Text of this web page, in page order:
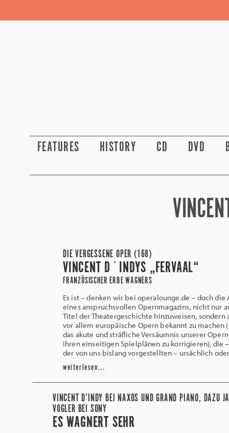
FEATURES HISTORY CD DVD
DIE VERGESSENE OPER (168)
VINCENT D´INDYS „FERVAAL“
FRANZÖSISCHER ERBE WAGNERS
Es ist – denken wir bei operalounge.de – doch die
eines anspruchsvollen Opernmagazins, nicht nur
Titel der Theatergeschichte hinzuweisen, sondern
vor allem europäische Opern bekannt zu machen
das akute und sträfliche Versäumnis unserer
ihren einseitigen Spielplänen zu korrigieren), die
der von uns bislang vorgestellten – ursächlich
weiterlesen...
VINCENT D’INDY BEI NAXOS UND GRAND PIANO, DAZU
VOGLER BEI SONY
ES WAGNERT SEHR